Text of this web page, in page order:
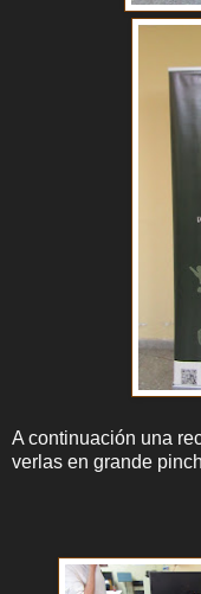
A continuación una
verlas en grande